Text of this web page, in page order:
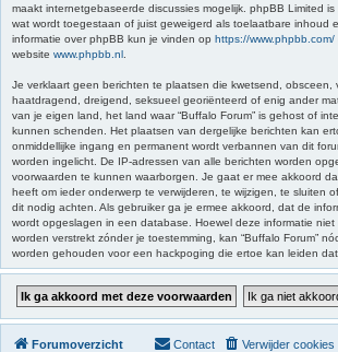
maakt internetgebaseerde discussies mogelijk. phpBB Limited
wat wordt toegestaan of juist geweigerd als toelaatbare inhoud
informatie over phpBB kun je vinden op https://www.phpbb.com/
website www.phpbb.nl
Je verklaart geen berichten te plaatsen die kwetsend, obsceen,
haatdragend, dreigend, seksueel georiënteerd of enig ander
van je eigen land, het land waar “Buffalo Forum” is gehost of
kunnen schenden. Het plaatsen van dergelijke berichten kan
onmiddellijke ingang en permanent wordt verbannen van dit
worden ingelicht. De IP-adressen van alle berichten worden
voorwaarden te kunnen waarborgen. Je gaat er mee akkoord
heeft om ieder onderwerp te verwijderen, te wijzigen, te sluiten
dit nodig achten. Als gebruiker ga je ermee akkoord, dat de
wordt opgeslagen in een database. Hoewel deze informatie
worden verstrekt zónder je toestemming, kan “Buffalo Forum”
worden gehouden voor een hackpoging die ertoe kan leiden dat
Forumoverzicht Verwijder cookies
Contact